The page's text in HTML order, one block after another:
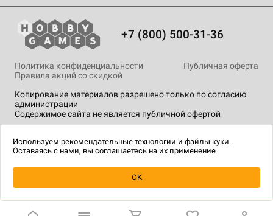
Уведомить о наличии
+7 (800) 500-31-36
Копирование материалов разрешено только по согласию
администрации
Содержимое сайта не является публичной офертой
Политика конфиденциальности
Публичная оферта
Правила акций со скидкой
технологии.
Используем рекомендательные технологии и файлы куки.
Оставаясь с нами, вы соглашаетесь на их применение
OK